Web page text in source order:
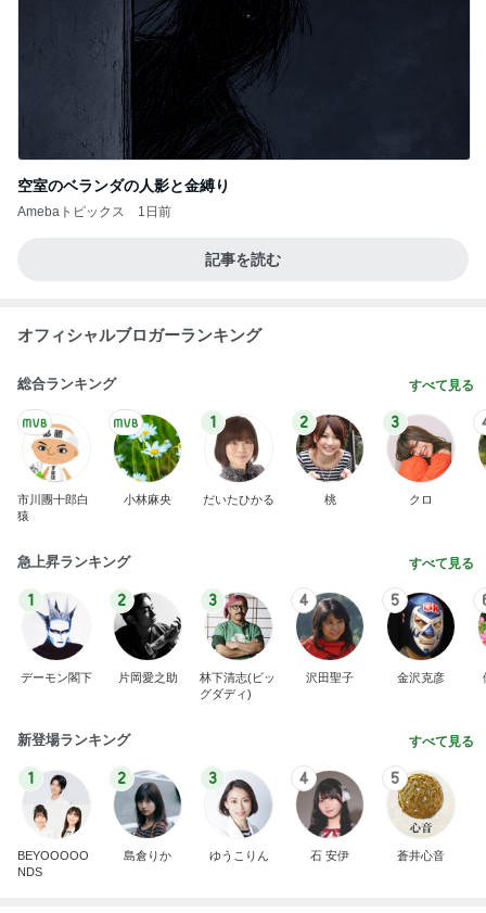
空室のベランダの人影と金縛り
Amebaトピックス 1日前
記事を読む
オフィシャルブロガーランキング
総合ランキング すべて見る
市川團十郎白
猿
小林麻央
1
だいたひかる
2
桃
3
クロ
急上昇ランキング すべて見る
1
デーモン閣下
2
片岡愛之助
3
林下清志(ビッ
グダディ)
4
沢田聖子
5
金沢克彦
新登場ランキング すべて見る
1
BEYOOOOO
NDS
2
島倉りか
3
ゆうこりん
4
石 安伊
5
蒼井心音